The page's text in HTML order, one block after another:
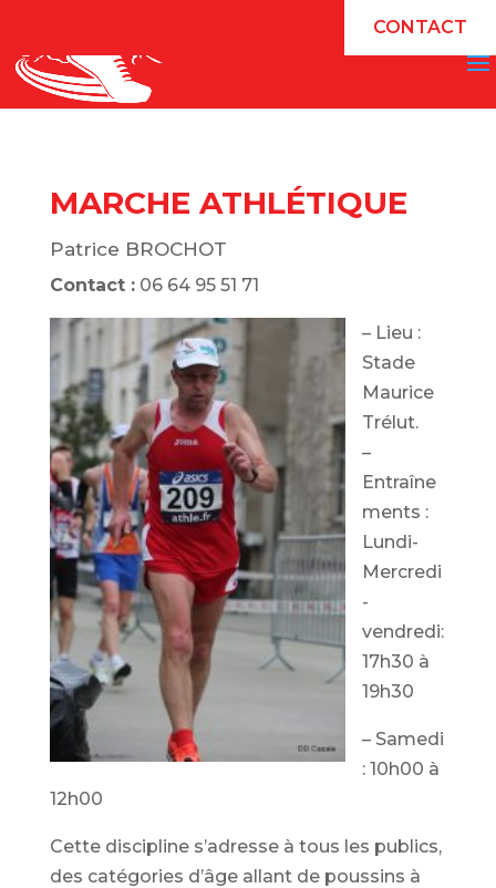
CONTACT
MARCHE ATHLÉTIQUE
Patrice BROCHOT
Contact :06 64 95 51 71
– Lieu :
Stade
Maurice
Trélut.
–
Entraîne
ments :
Lundi-
Mercredi
-
vendredi:
17h30 à
19h30
– Samedi
: 10h00 à
12h00
Cette discipline s’adresse à tous les publics,
des catégories d’âge allant de poussins à